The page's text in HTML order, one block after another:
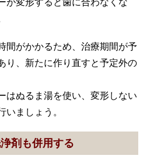
間がかかるため、治療期間が予
り、新たに作り直すと予定外の
はぬるま湯を使い、変形しない
ましょう。
剤も併用する